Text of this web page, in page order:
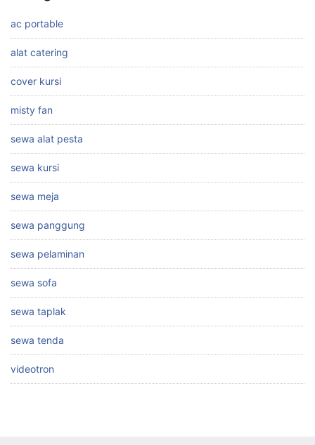
ac portable
alat catering
cover kursi
misty fan
sewa alat pesta
sewa kursi
sewa meja
sewa panggung
sewa pelaminan
sewa sofa
sewa taplak
sewa tenda
videotron